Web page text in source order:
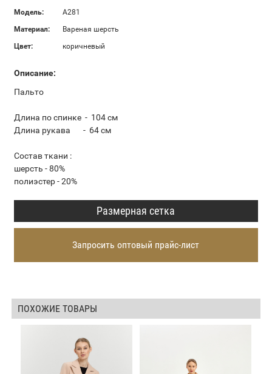
Модель:
А281
Материал:
Вареная шерсть
Цвет:
коричневый
Описание:
Пальто
Длина по спинке - 104 см
Длина рукава - 64 см
Состав ткани :
шерсть - 80%
полиэстер - 20%
Размерная сетка
Запросить оптовый прайс-лист
ПОХОЖИЕ ТОВАРЫ